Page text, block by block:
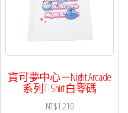
寶可夢中心－Night Arcade
系列T-Shirt白零碼
NT$1,210